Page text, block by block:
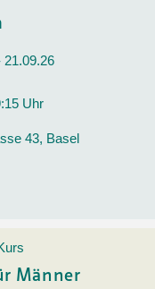
21.09.26
Uhr
43, Basel
Männer